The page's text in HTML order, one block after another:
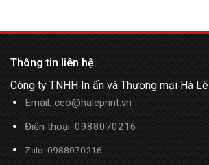
Thông tin liên hệ
Công ty TNHH In ấn và Thương mại Hà Lê
Email:ceo@haleprint.vn
Điện thoại:0988070216
Zalo:0988070216